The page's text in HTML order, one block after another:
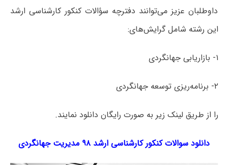
داوطلبان عزیز می‌توانند دفترچه سؤالات کنکور کارشناسی ارشد
این رشته شامل گرایش‌های:
۱- بازاریابی جهانگردی
۲- برنامه‌ریزی توسعه جهانگردی
را از طریق لینک‌ زیر به صورت رایگان دانلود نمایند.
دانلود سوالات کنکور کارشناسی ارشد ۹۸ مدیریت جهانگردی